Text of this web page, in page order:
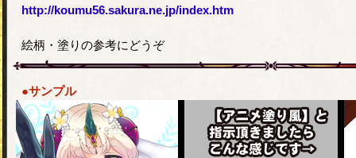
http://koumu56.sakura.ne.jp/index.htm
絵柄・塗りの参考にどうぞ
●サンプル